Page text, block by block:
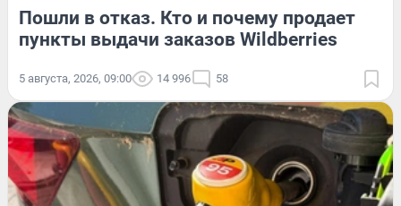
Пошли в отказ. Кто и почему продает
пункты выдачи заказов Wildberries
5 августа, 2026, 09:00 14 996 58